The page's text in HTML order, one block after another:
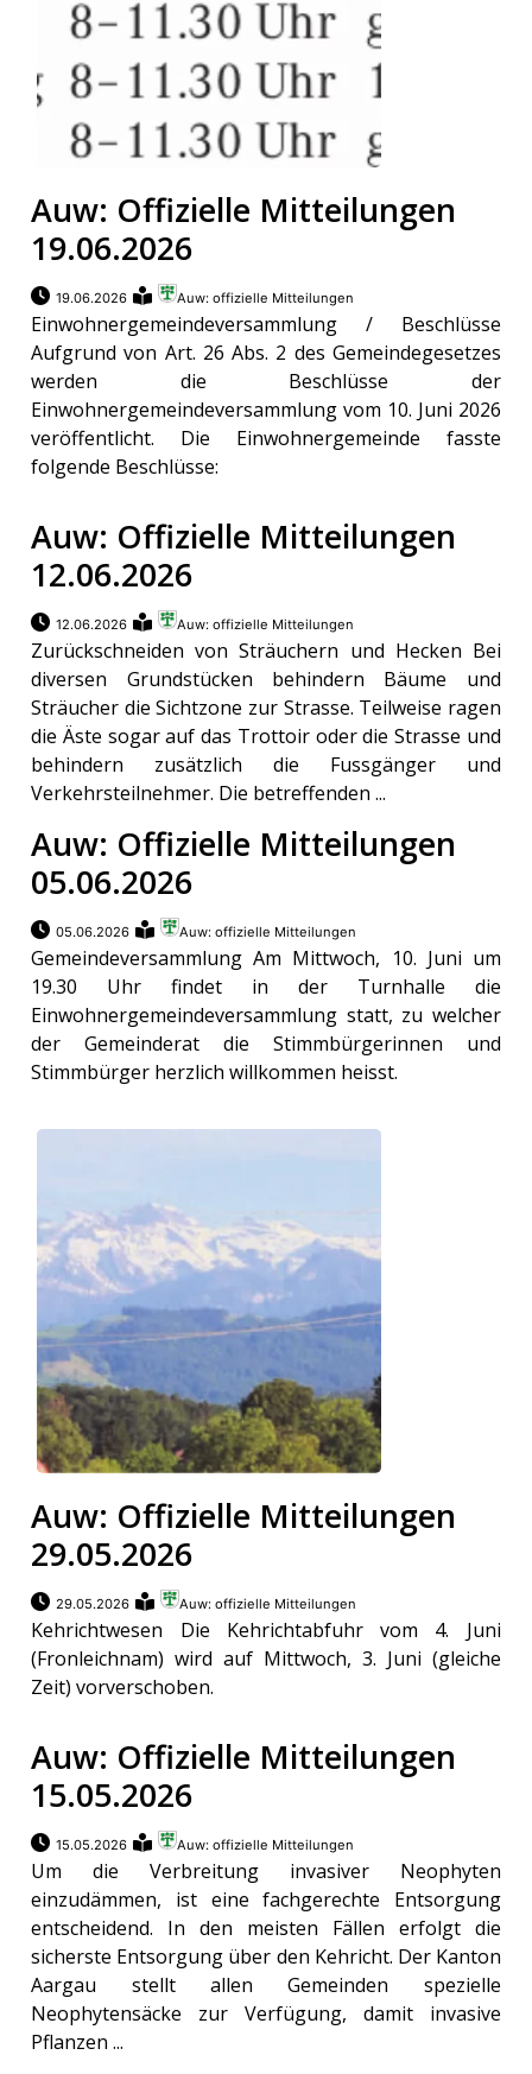
Auw: Offizielle Mitteilungen
19.06.2026
19.06.2026 Auw: offizielle Mitteilungen
Einwohnergemeindeversammlung / Beschlüsse
Aufgrund von Art. 26 Abs. 2 des Gemeindegesetzes
werden die Beschlüsse der
Einwohnergemeindeversammlung vom 10. Juni 2026
veröffentlicht. Die Einwohnergemeinde fasste
folgende Beschlüsse:
Auw: Offizielle Mitteilungen
12.06.2026
12.06.2026 Auw: offizielle Mitteilungen
Zurückschneiden von Sträuchern und Hecken Bei
diversen Grundstücken behindern Bäume und
Sträucher die Sichtzone zur Strasse. Teilweise ragen
die Äste sogar auf das Trottoir oder die Strasse und
behindern zusätzlich die Fussgänger und
Verkehrsteilnehmer. Die betreffenden ...
Auw: Offizielle Mitteilungen
05.06.2026
05.06.2026 Auw: offizielle Mitteilungen
Gemeindeversammlung Am Mittwoch, 10. Juni um
19.30 Uhr findet in der Turnhalle die
Einwohnergemeindeversammlung statt, zu welcher
der Gemeinderat die Stimmbürgerinnen und
Stimmbürger herzlich willkommen heisst.
Auw: Offizielle Mitteilungen
29.05.2026
29.05.2026 Auw: offizielle Mitteilungen
Kehrichtwesen Die Kehrichtabfuhr vom 4. Juni
(Fronleichnam) wird auf Mittwoch, 3. Juni (gleiche
Zeit) vorverschoben.
Auw: Offizielle Mitteilungen
15.05.2026
15.05.2026 Auw: offizielle Mitteilungen
Um die Verbreitung invasiver Neophyten
einzudämmen, ist eine fachgerechte Entsorgung
entscheidend. In den meisten Fällen erfolgt die
sicherste Entsorgung über den Kehricht. Der Kanton
Aargau stellt allen Gemeinden spezielle
Neophytensäcke zur Verfügung, damit invasive
Pflanzen ...